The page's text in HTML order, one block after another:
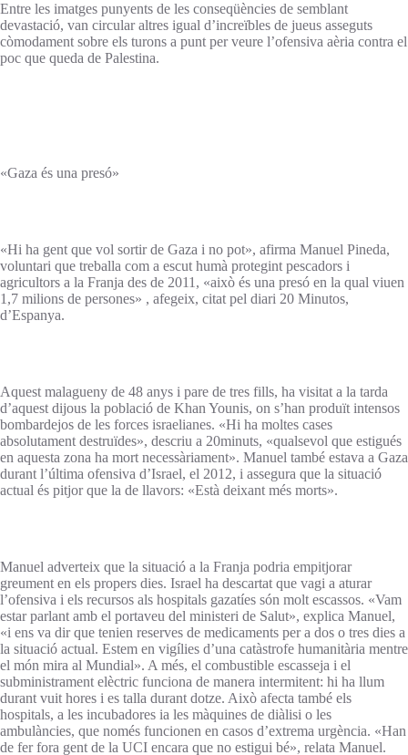
Entre les imatges punyents de les conseqüències de semblant
devastació, van circular altres igual d’increïbles de jueus asseguts
còmodament sobre els turons a punt per veure l’ofensiva aèria contra el
poc que queda de Palestina.
«Gaza és una presó»
«Hi ha gent que vol sortir de Gaza i no pot», afirma Manuel Pineda,
voluntari que treballa com a escut humà protegint pescadors i
agricultors a la Franja des de 2011, «això és una presó en la qual viuen
1,7 milions de persones» , afegeix, citat pel diari 20 Minutos,
d’Espanya.
Aquest malagueny de 48 anys i pare de tres fills, ha visitat a la tarda
d’aquest dijous la població de Khan Younis, on s’han produït intensos
bombardejos de les forces israelianes. «Hi ha moltes cases
absolutament destruïdes», descriu a 20minuts, «qualsevol que estigués
en aquesta zona ha mort necessàriament». Manuel també estava a Gaza
durant l’última ofensiva d’Israel, el 2012, i assegura que la situació
actual és pitjor que la de llavors: «Està deixant més morts».
Manuel adverteix que la situació a la Franja podria empitjorar
greument en els propers dies. Israel ha descartat que vagi a aturar
l’ofensiva i els recursos als hospitals gazatíes són molt escassos. «Vam
estar parlant amb el portaveu del ministeri de Salut», explica Manuel,
«i ens va dir que tenien reserves de medicaments per a dos o tres dies a
la situació actual. Estem en vigílies d’una catàstrofe humanitària mentre
el món mira al Mundial». A més, el combustible escasseja i el
subministrament elèctric funciona de manera intermitent: hi ha llum
durant vuit hores i es talla durant dotze. Això afecta també els
hospitals, a les incubadores ia les màquines de diàlisi o les
ambulàncies, que només funcionen en casos d’extrema urgència. «Han
de fer fora gent de la UCI encara que no estigui bé», relata Manuel.